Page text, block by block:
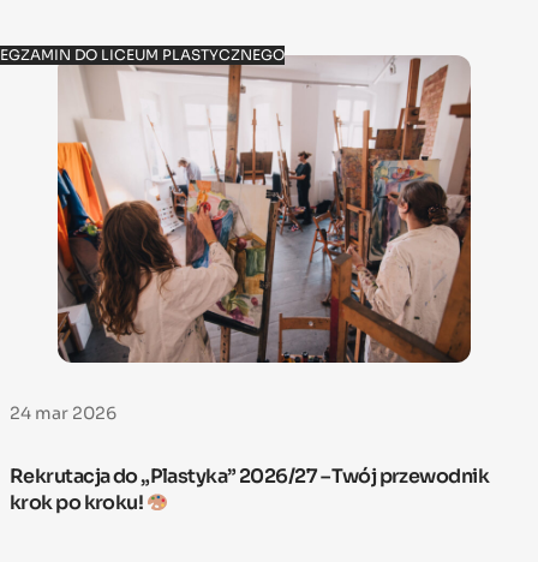
EGZAMIN DO LICEUM PLASTYCZNEGO
24 mar 2026
Rekrutacja do „Plastyka” 2026/27 – Twój przewodnik
krok po kroku!